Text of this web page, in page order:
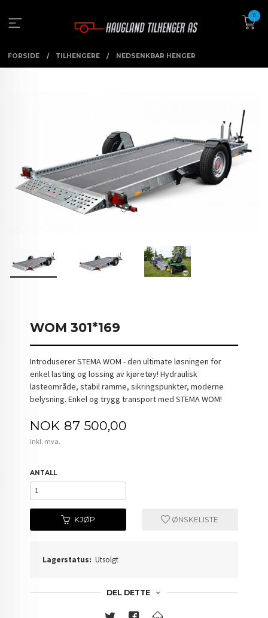
innholdet
0
FORSIDE TILHENGERE NEDSENKBAR HENGER
WOM 301*169
Introduserer STEMA WOM - den ultimate løsningen for
enkel lasting og lossing av kjøretøy! Hydraulisk
lasteområde, stabil ramme, sikringspunkter, moderne
belysning. Enkel og trygg transport med STEMA WOM!
Pris
NOK 87 500,00
inkl. mva.
ANTALL
KJØP ØNSKELISTE
Lagerstatus: Utsolgt
DEL DETTE